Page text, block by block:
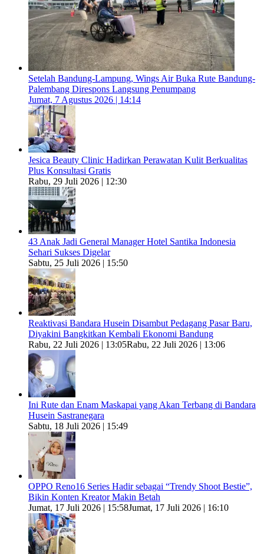
Setelah Bandung-Lampung, Wings Air Buka Rute Bandung-
Palembang Direspons Langsung Penumpang
Jumat, 7 Agustus 2026 | 14:14
Jesica Beauty Clinic Hadirkan Perawatan Kulit Berkualitas
Plus Konsultasi Gratis
Rabu, 29 Juli 2026 | 12:30
43 Anak Jadi General Manager Hotel Santika Indonesia
Sehari Sukses Digelar
Sabtu, 25 Juli 2026 | 15:50
Reaktivasi Bandara Husein Disambut Pedagang Pasar Baru,
Diyakini Bangkitkan Kembali Ekonomi Bandung
Rabu, 22 Juli 2026 | 13:05Rabu, 22 Juli 2026 | 13:06
Ini Rute dan Enam Maskapai yang Akan Terbang di Bandara
Husein Sastranegara
Sabtu, 18 Juli 2026 | 15:49
OPPO Reno16 Series Hadir sebagai “Trendy Shoot Bestie”,
Bikin Konten Kreator Makin Betah
Jumat, 17 Juli 2026 | 15:58Jumat, 17 Juli 2026 | 16:10